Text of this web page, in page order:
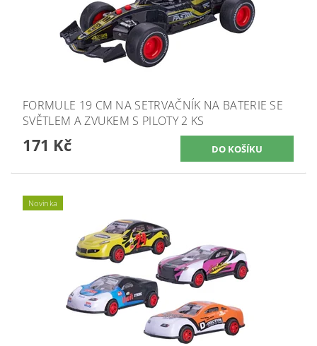
FORMULE 19 CM NA SETRVAČNÍK NA BATERIE SE
SVĚTLEM A ZVUKEM S PILOTY 2 KS
171 Kč
Novinka